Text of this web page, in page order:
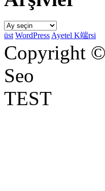
Arşivler
üst WordPress Ayetel K端rsi
Copyright
Seo
TEST